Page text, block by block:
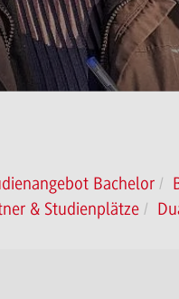
Bachelor
& Studienplätze